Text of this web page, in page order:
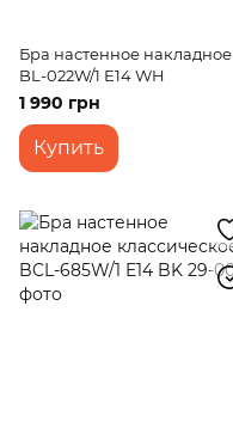
Бра настенное накладное
BL-022W/1 E14 WH
1 990 грн
Купить